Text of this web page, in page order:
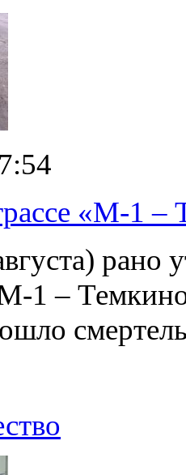
«М-1 –
рано
1 –